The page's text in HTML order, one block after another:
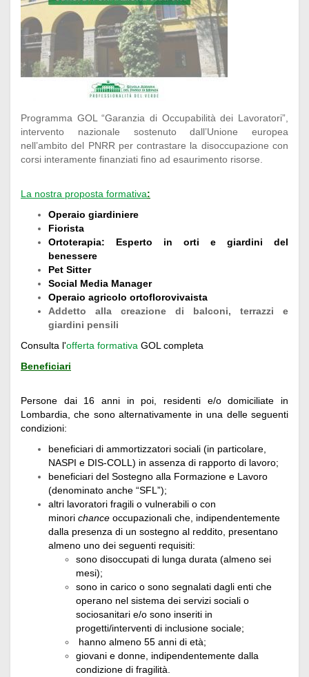
Programma GOL “Garanzia di Occupabilità dei Lavoratori”,
intervento nazionale sostenuto dall’Unione europea
nell’ambito del PNRR per contrastare la disoccupazione con
corsi interamente finanziati fino ad esaurimento risorse.
La nostra proposta formativa:
Operaio giardiniere
Fiorista
Ortoterapia: Esperto in orti e giardini del
benessere
Pet Sitter
Social Media Manager
Operaio agricolo ortoflorovivaista
Addetto alla creazione di balconi, terrazzi e
giardini pensili
Consulta l'offerta formativa GOL completa
Beneficiari
Persone dai 16 anni in poi, residenti e/o domiciliate in
Lombardia, che sono alternativamente in una delle seguenti
condizioni:
beneficiari di ammortizzatori sociali (in particolare,
NASPI e DIS-COLL) in assenza di rapporto di lavoro;
beneficiari del Sostegno alla Formazione e Lavoro
(denominato anche “SFL”);
altri lavoratori fragili o vulnerabili o con
minori chance occupazionali che, indipendentemente
dalla presenza di un sostegno al reddito, presentano
almeno uno dei seguenti requisiti:
sono disoccupati di lunga durata (almeno sei
mesi);
sono in carico o sono segnalati dagli enti che
operano nel sistema dei servizi sociali o
sociosanitari e/o sono inseriti in
progetti/interventi di inclusione sociale;
hanno almeno 55 anni di età;
giovani e donne, indipendentemente dalla
condizione di fragilità.